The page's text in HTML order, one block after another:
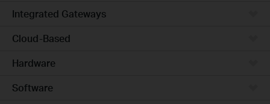
Integrated Gateways
Cloud-Based
Hardware
Software